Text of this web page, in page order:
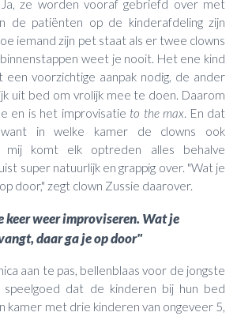
ze worden vooraf gebriefd over met
de patiënten op de kinderafdeling zijn
iemand zijn pet staat als er twee clowns
weet je nooit. Het ene kind
een voorzichtige aanpak nodig, de ander
uit bed om vrolijk mee te doen. Daarom
en is het improvisatie to the max. En dat
in welke kamer de clowns ook
mij komt elk optreden alles behalve
super natuurlijk en grappig over. "Wat je
door," zegt clown Zussie daarover.
keer weer improviseren. Wat je
daar ga je op door"
aan te pas, bellenblaas voor de jongste
speelgoed dat de kinderen bij hun bed
kamer met drie kinderen van ongeveer 5,